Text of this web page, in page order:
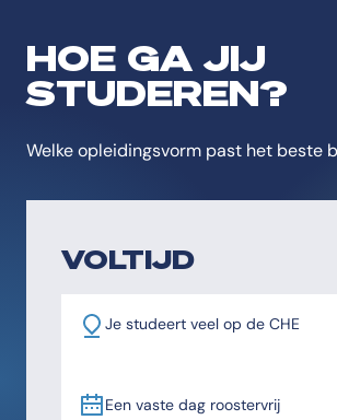
HOE GA JIJ
STUDEREN?
Welke opleidingsvorm past het beste
VOLTIJD
Je studeert veel op de CHE
Een vaste dag roostervrij